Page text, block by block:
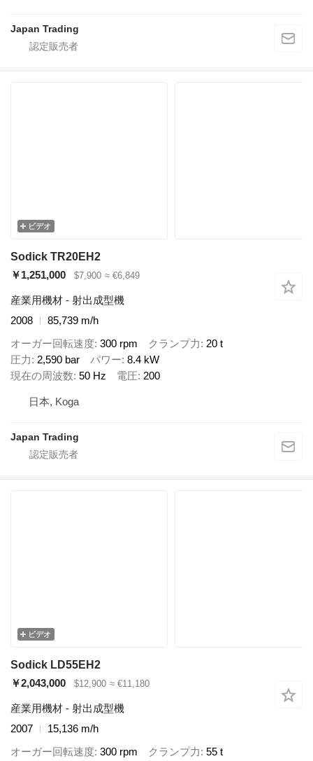
Japan Trading
ビデオ
Sodick TR20EH2
￥1,251,000
$7,900 ≈ €6,849
産業用機材 - 射出成型機
2008
85,739 m/h
オーガー回転速度 300 rpm クランプ力
20 t
圧力
2,590 bar パワー 8.4 kW
現在の周波数 50 Hz 電圧 200
日本, Koga
Japan Trading
ビデオ
Sodick LD55EH2
￥2,043,000
$12,900 ≈ €11,180
産業用機材 - 射出成型機
2007
15,136 m/h
オーガー回転速度 300 rpm クランプ力 55 t